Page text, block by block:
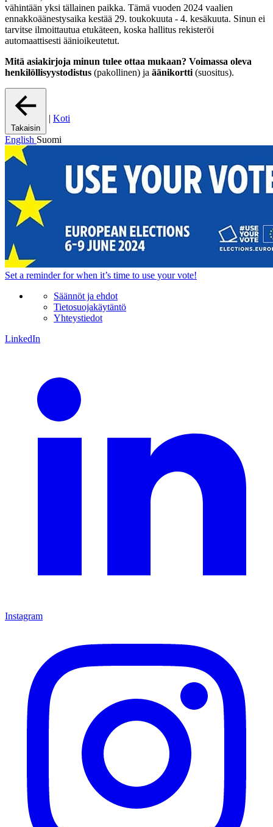
vähintään yksi tällainen paikka. Tämä vuoden 2024 vaalien
ennakkoäänestysaika kestää 29. toukokuuta - 4. kesäkuuta. Sinun ei
tarvitse ilmoittautua etukäteen, koska hallitus rekisteröi
automaattisesti äänioikeutetut.
Mitä asiakirjoja minun tulee ottaa mukaan? Voimassa oleva
henkilöllisyystodistus (pakollinen) ja äänikortti (suositus).
Takaisin
| Koti
English Suomi
Set a reminderfor when it’s time to use your vote!
Säännöt ja ehdot
Tietosuojakäytäntö
Yhteystiedot
LinkedIn
Instagram